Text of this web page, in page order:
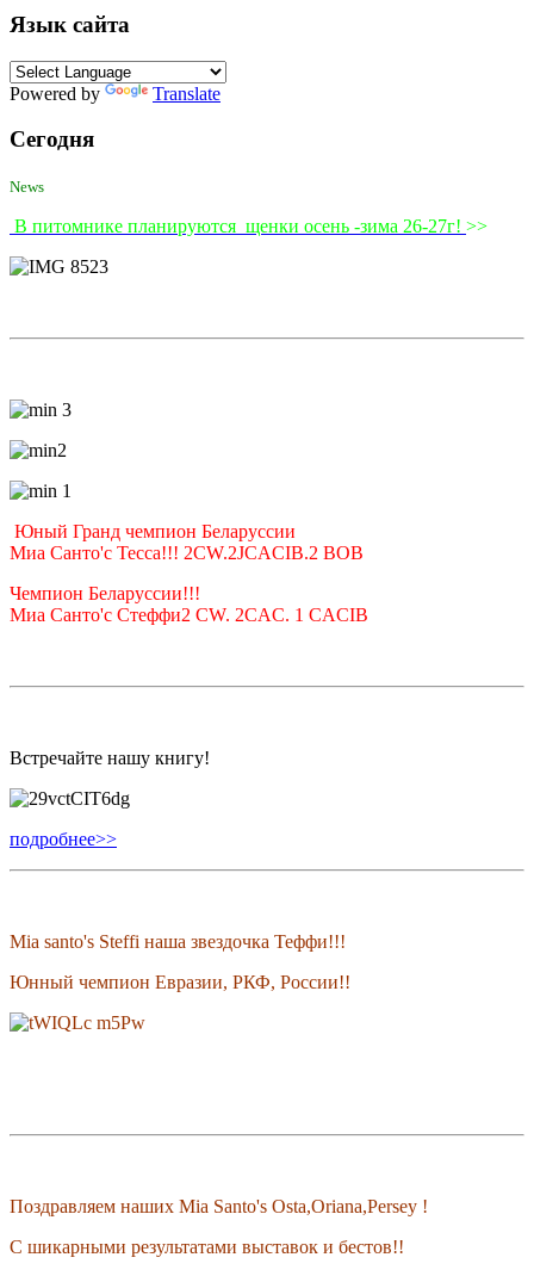
Язык сайта
Powered by Translate
Сегодня
News
В питомнике планируются щенки осень -зима 26-27г! >>
Юный Гранд чемпион Беларуссии
Миа Санто'с Тесса!!! 2CW.2JCACIB.2 BOB
Чемпион Беларуссии!!!
Миа Санто'с Стеффи2 CW. 2CAC. 1 CACIB
Встречайте нашу книгу!
подробнее>>
Mia santo's Steffi наша звездочка Теффи!!!
Юнный чемпион Евразии, РКФ, России!!
Поздравляем наших Mia Santo's Osta,Oriana,Persey !
С шикарными результатами выставок и бестов!!